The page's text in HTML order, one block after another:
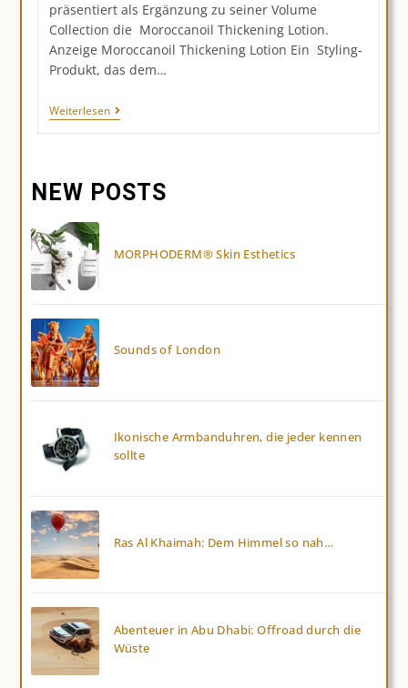
präsentiert als Ergänzung zu seiner Volume
Collection die Moroccanoil Thickening Lotion.
Anzeige Moroccanoil Thickening Lotion Ein Styling-
Produkt, das dem…
WeiterlesenEinzigartiges
Volumen:
NEW POSTS
MORPHODERM® Skin Esthetics
Sounds of London
Ikonische Armbanduhren, die jeder kennen
sollte
Ras Al Khaimah: Dem Himmel so nah…
Abenteuer in Abu Dhabi: Offroad durch die
Wüste